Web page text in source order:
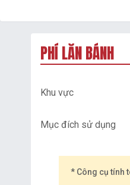
PHÍ LĂN BÁNH
Khu vực
Mục đích sử dụng
* Công cụ tính